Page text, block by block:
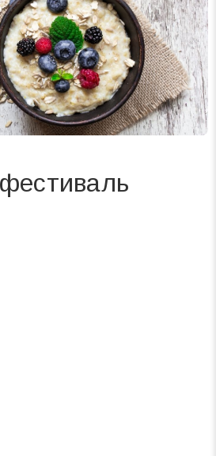
фестиваль